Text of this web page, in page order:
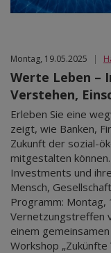
Montag, 19.05.2025 |
Werte Leben –
Verstehen,
Erleben Sie eine
zeigt, wie Banken,
Zukunft der sozial-
mitgestalten
Investments und
Mensch,
Programm: Montag,
Vernetzungstreffen
einem
Workshop